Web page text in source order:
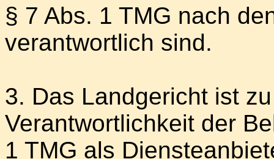
§ 7 Abs. 1 TMG nach
verantwortlich sind.
3. Das Landgericht ist
Verantwortlichkeit der
1 TMG als